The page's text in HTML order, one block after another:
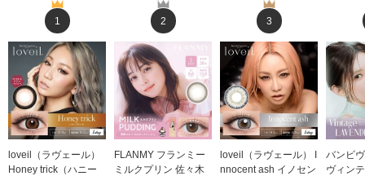
1
loveil（ラヴェール）
Honey trick（ハニー
2
FLANMY フランミー
ミルクプリン 佐々木
3
loveil（ラヴェール） I
nnocent ash イノセン
バンビ
ヴィン